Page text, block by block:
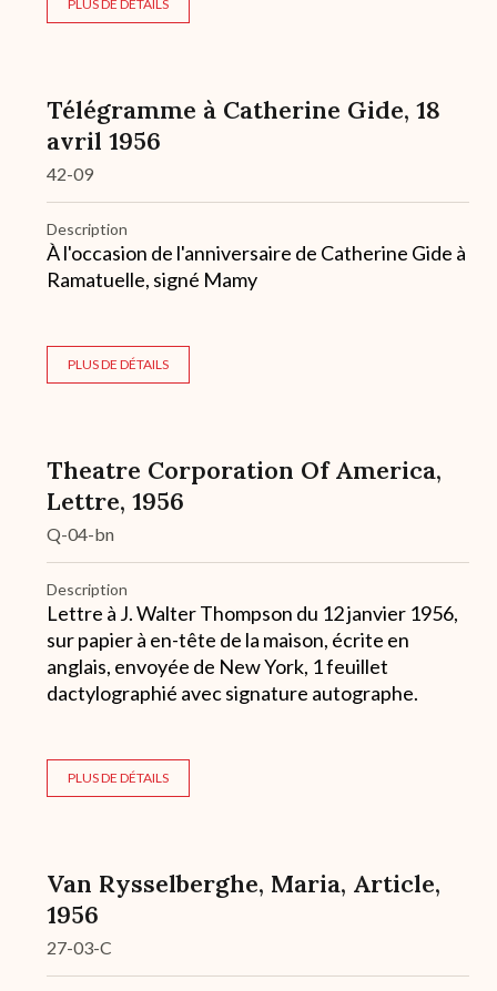
PLUS DE DÉTAILS
Télégramme à Catherine Gide, 18
avril 1956
42-09
Description
À l'occasion de l'anniversaire de Catherine Gide à
Ramatuelle, signé Mamy
PLUS DE DÉTAILS
Theatre Corporation Of America,
Lettre, 1956
Q-04-bn
Description
Lettre à J. Walter Thompson du 12 janvier 1956,
sur papier à en-tête de la maison, écrite en
anglais, envoyée de New York, 1 feuillet
dactylographié avec signature autographe.
PLUS DE DÉTAILS
Van Rysselberghe, Maria, Article,
1956
27-03-C